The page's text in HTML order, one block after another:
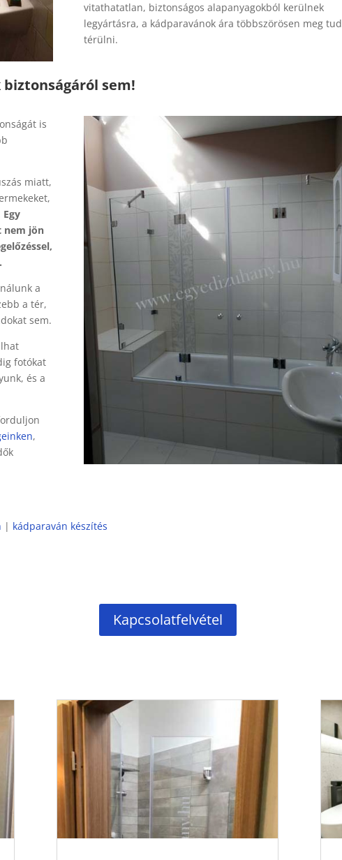
vitathatatlan, biztonságos alapanyagokból kerülnek
legyártásra, a kádparavánok ára többszörösen meg tud
térülni.
sem!
is
miatt,
Egy
nem jön
a
a tér,
sem.
fotókat
és a
,
| kádparaván készítés
Kapcsolatfelvétel